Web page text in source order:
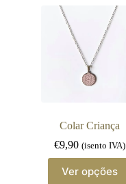
Colar Criança
€9,90 (isento IVA)
Ver opções
product